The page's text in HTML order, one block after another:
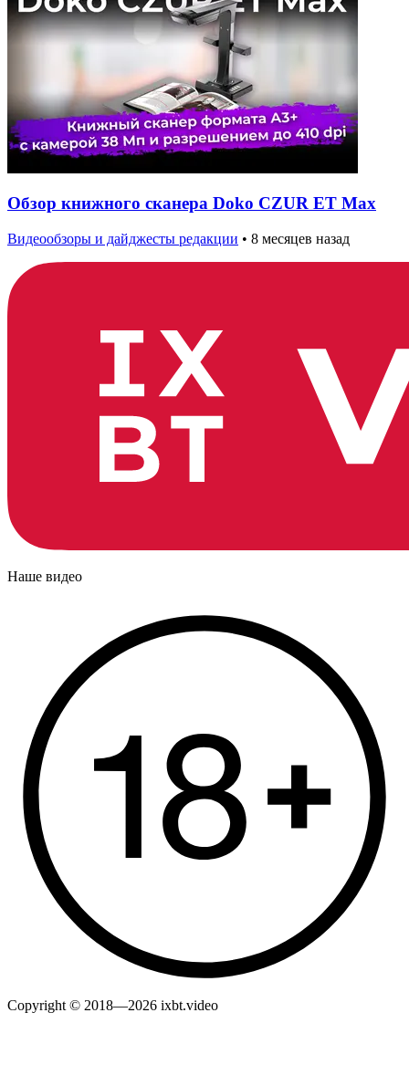
Обзор книжного сканера Doko CZUR ET Max
Видеообзоры и дайджесты редакции • 8 месяцев назад
Наше видео
Copyright © 2018—2026 ixbt.video